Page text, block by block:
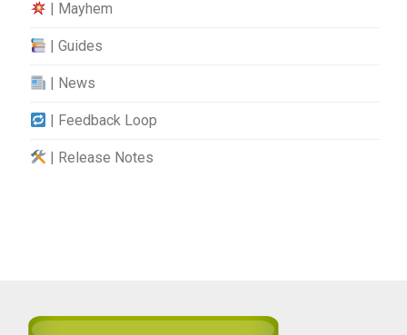
| Mayhem
| Guides
| News
| Feedback Loop
| Release Notes